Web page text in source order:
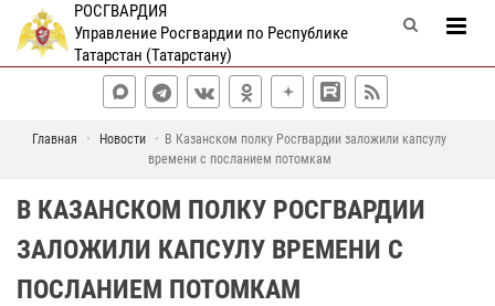
РОСГВАРДИЯ
Управление Росгвардии по Республике
Татарстан (Татарстану)
Главная Новости
В Казанском полку Росгвардии заложили капсулу
времени с посланием потомкам
В КАЗАНСКОМ ПОЛКУ РОСГВАРДИИ
ЗАЛОЖИЛИ КАПСУЛУ ВРЕМЕНИ С
ПОСЛАНИЕМ ПОТОМКАМ